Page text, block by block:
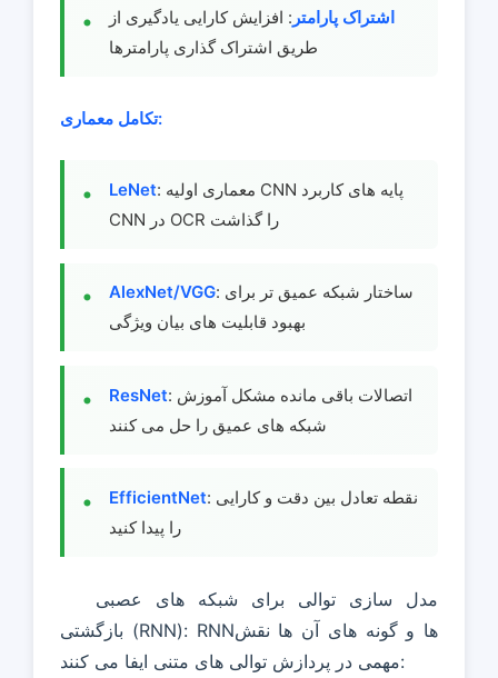
اشتراک پارامتر : افزایش کارایی یادگیری از
طریق اشتراک گذاری پارامترها
تکامل معماری:
LeNet: معماری اولیه CNN پایه های کاربرد
CNN در OCR را گذاشت
AlexNet/VGG: ساختار شبکه عمیق تر برای
بهبود قابلیت های بیان ویژگی
ResNet: اتصالات باقی مانده مشکل آموزش
شبکه های عمیق را حل می کنند
EfficientNet: نقطه تعادل بین دقت و کارایی
را پیدا کنید
مدل سازی توالی برای شبکه های عصبی
بازگشتی (RNN): RNNها و گونه های آن ها نقش
مهمی در پردازش توالی های متنی ایفا می کنند: